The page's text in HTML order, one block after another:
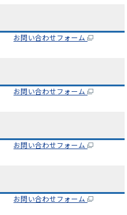
お問い合わせフォーム
お問い合わせフォーム
お問い合わせフォーム
お問い合わせフォーム